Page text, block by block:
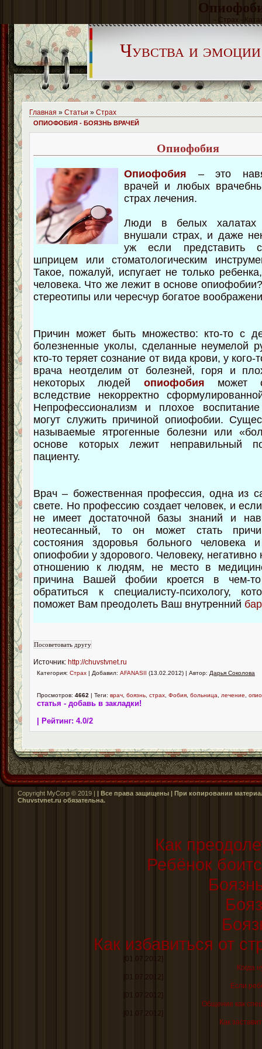
- Страх -
Чувства и эмоции
Главная » Статьи » Страх
ОПИОФОБИЯ - БОЯЗНЬ ВРАЧЕЙ
Опиофобия
Опиофобия – это
врачей и любых
страх лечения.
Люди в белых
внушали страх, и даже
уж если представить
шприцем или стоматологическим
Такое, пожалуй, испугает не только
человека. Что же лежит в основе
стереотипы или чересчур богатое
Причин может быть множество: кто-то с
болезненные уколы, сделанные неумелой
кто-то теряет сознание от вида крови, у кого-
врача неотделим от болезней, горя и
некоторых людей опиофобия может
вследствие некорректно
Непрофессионализм и плохое
могут служить причиной опиофобии.
называемые ятрогенные болезни или
основе которых лежит неправильный
пациенту.
Врач – божественная профессия, одна из
свете. Но профессию создает человек, и
не имеет достаточной базы знаний и
неотесанный, то он может стать
состояния здоровья больного человека
опиофобии у здорового. Человеку, негативно
отношению к людям, не место в
причина Вашей фобии кроется в чем-
обратиться к специалисту-психологу,
поможет Вам преодолеть Ваш внутренний
Источник: http://chuvstvnet.ru
Категория: Страх | Добавил: AFANASII (13.02.2012) | Автор: Дарья Соколова
Просмотров: 4662 | Теги: врач боязнь страх Фобия больница лечение
статья - добавь в закладки!
| Рейтинг: 4.0/2
Copyright MyCorp © 2019 | | Все права защищены | При копировании
Сhuvstvnet.ru обязательна.
Как
Ребёнок
Как избавиться от
[01.07.2012]
Когда
[01.07.2012]
Если
[01.07.2012]
Общение как
[01.07.2012]
Как